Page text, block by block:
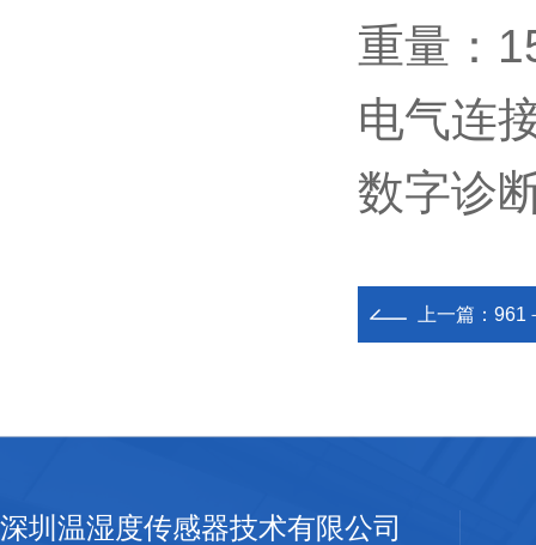
重量：
电气连
数字诊
上一篇： 961
深圳温湿度传感器技术有限公司